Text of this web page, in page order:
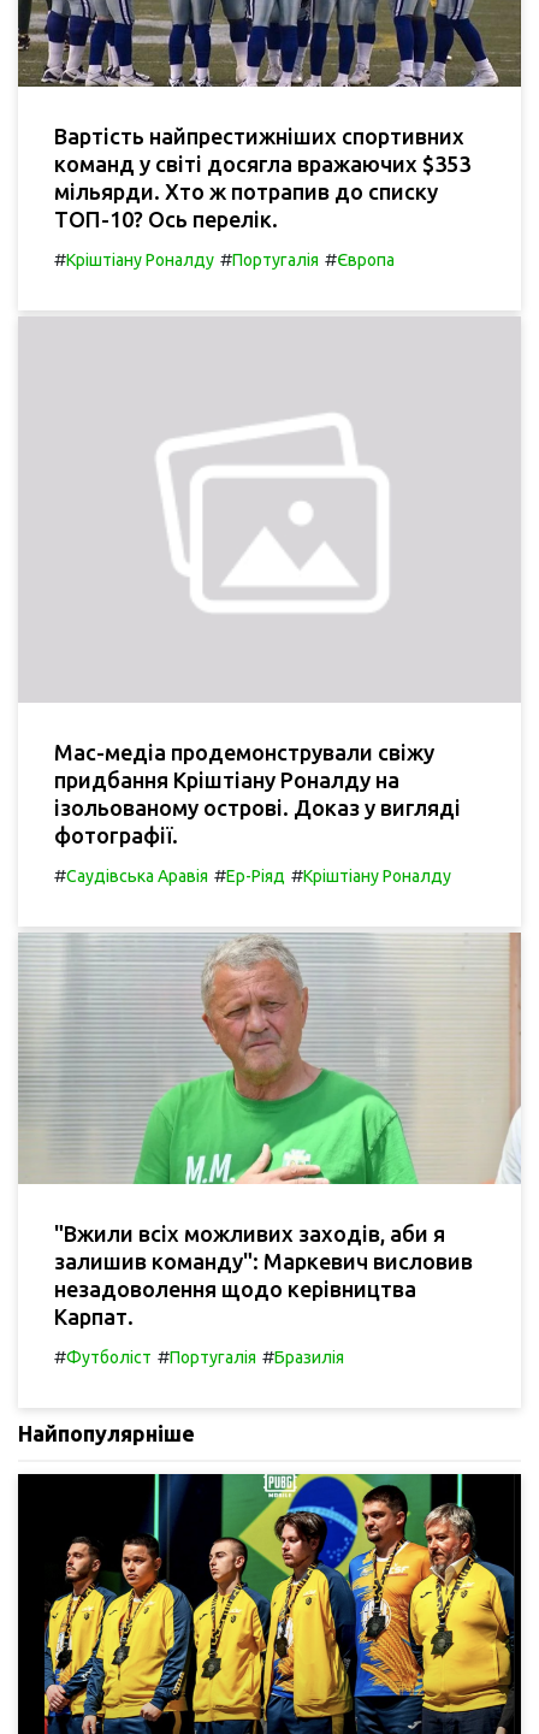
Вартість найпрестижніших спортивних
команд у світі досягла вражаючих $353
мільярди. Хто ж потрапив до списку
ТОП-10? Ось перелік.
#Кріштіану Роналду #Португалія #Європа
Мас-медіа продемонстрували свіжу
придбання Кріштіану Роналду на
ізольованому острові. Доказ у вигляді
фотографії.
#Саудівська Аравія #Ер-Ріяд #Кріштіану Роналду
"Вжили всіх можливих заходів, аби я
залишив команду": Маркевич висловив
незадоволення щодо керівництва
Карпат.
#Футболіст #Португалія #Бразилія
Найпопулярніше